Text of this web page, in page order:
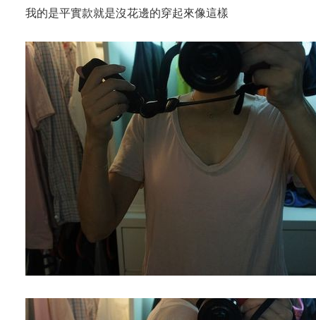
我的是平實款就是沒花邊的穿起來像這樣